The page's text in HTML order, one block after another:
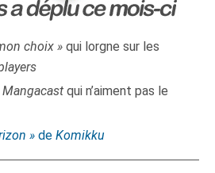
choix » qui lorgne sur les
Mangacast qui n’aiment pas le
» deKomikku